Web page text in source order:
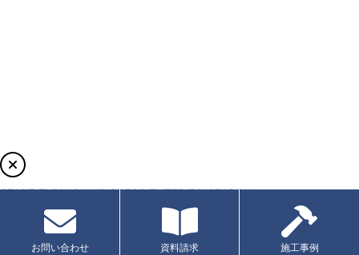
お問い合わせ 資料請求 施工事例
START TYPING AND PRESS ENTER TO SEARCH